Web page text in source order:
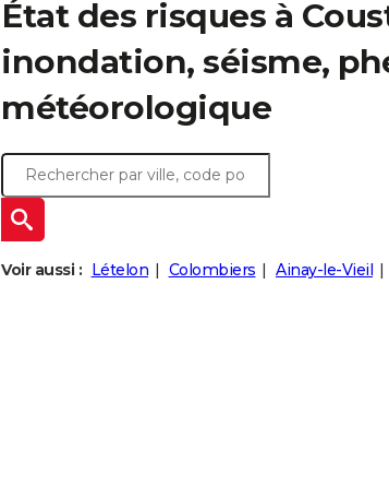
État des risques à
inondation, séisme,
météorologique
Voir aussi : Lételon Colombiers Ainay-le-Vieil